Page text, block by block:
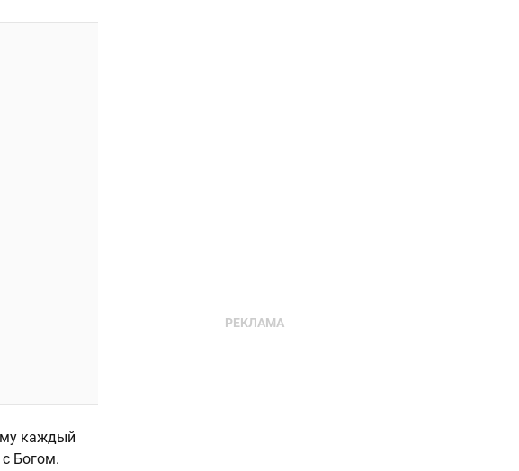
каждый
Богом.